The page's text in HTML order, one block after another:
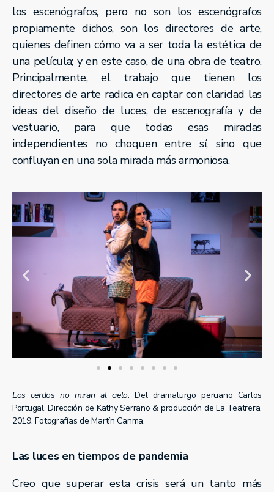
los escenógrafos, pero no son los escenógrafos
propiamente dichos, son los directores de arte,
quienes definen cómo va a ser toda la estética de
una película; y en este caso, de una obra de teatro.
Principalmente, el trabajo que tienen los
directores de arte radica en captar con claridad las
ideas del diseño de luces, de escenografía y de
vestuario, para que todas esas miradas
independientes no choquen entre sí, sino que
confluyan en una sola mirada más armoniosa.
Los cerdos no miran al cielo. Del dramaturgo peruano Carlos
Portugal. Dirección de Kathy Serrano & producción de La Teatrera,
2019. Fotografías de Martín Canma.
Las luces en tiempos de pandemia
Creo que superar esta crisis será un tanto más